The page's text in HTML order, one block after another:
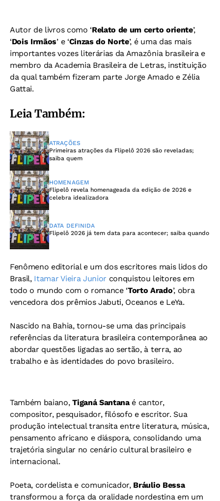
Autor de livros como ‘Relato de um certo oriente’,
‘Dois Irmãos’ e ‘Cinzas do Norte’, é uma das mais
importantes vozes literárias da Amazônia brasileira e
membro da Academia Brasileira de Letras, instituição
da qual também fizeram parte Jorge Amado e Zélia
Gattai.
Leia Também:
ATRAÇÕES
Primeiras atrações da Flipelô 2026 são reveladas;
saiba quem
HOMENAGEM
Flipelô revela homenageada da edição de 2026 e
celebra idealizadora
DATA DEFINIDA
Flipelô 2026 já tem data para acontecer; saiba quando
Fenômeno editorial e um dos escritores mais lidos do
Brasil, Itamar Vieira Junior conquistou leitores em
todo o mundo com o romance ‘Torto Arado’, obra
vencedora dos prêmios Jabuti, Oceanos e LeYa.
Nascido na Bahia, tornou-se uma das principais
referências da literatura brasileira contemporânea ao
abordar questões ligadas ao sertão, à terra, ao
trabalho e às identidades do povo brasileiro.
Também baiano,Tiganá Santana é cantor,
compositor, pesquisador, filósofo e escritor. Sua
produção intelectual transita entre literatura, música,
pensamento africano e diáspora, consolidando uma
trajetória singular no cenário cultural brasileiro e
internacional.
Poeta, cordelista e comunicador, Bráulio Bessa
transformou a força da oralidade nordestina em um